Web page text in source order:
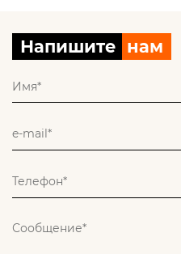
Напишите нам